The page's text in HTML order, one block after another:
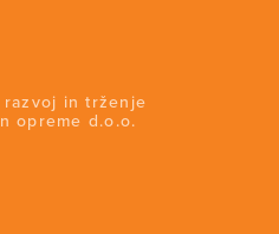
razvoj in trženje
opreme d.o.o.